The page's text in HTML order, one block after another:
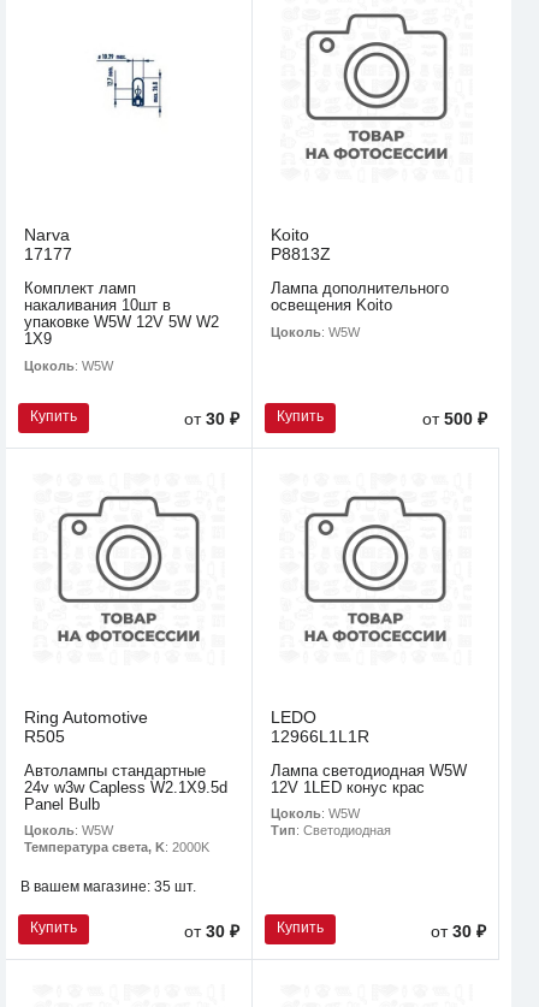
Narva
17177
Комплект ламп
накаливания 10шт в
упаковке W5W 12V 5W W2
1X9
Цоколь: W5W
Купить от30 ₽
Koito
P8813Z
Лампа дополнительного
освещения Koito
Цоколь: W5W
Купить от500 ₽
Ring Automotive
R505
Автолампы стандартные
24v w3w Capless W2.1X9.5d
Panel Bulb
Цоколь: W5W
Температура света, K: 2000K
В вашем магазине: 35 шт.
Купить от30 ₽
LEDO
12966L1L1R
Лампа светодиодная W5W
12V 1LED конус крас
Цоколь: W5W
Тип: Светодиодная
Купить от30 ₽